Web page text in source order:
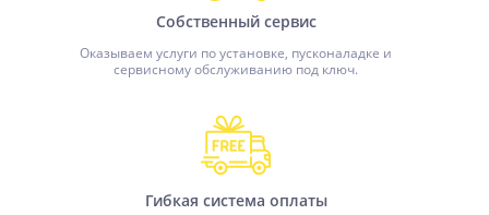
Собственный сервис
Оказываем услуги по установке, пусконаладке и
сервисному обслуживанию под ключ.
Гибкая система оплаты